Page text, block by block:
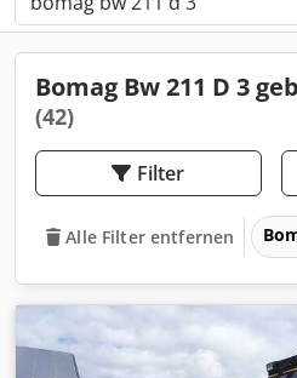
Bomag Bw 211 D 3
(42)
Filter
Alle Filter entfernen